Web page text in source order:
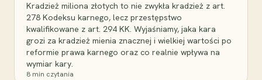
Kradzież miliona złotych to nie zwykła kradzież z art.
278 Kodeksu karnego, lecz przestępstwo
kwalifikowane z art. 294 KK. Wyjaśniamy, jaka kara
grozi za kradzież mienia znacznej i wielkiej wartości po
reformie prawa karnego oraz co realnie wpływa na
wymiar kary.
8 min czytania